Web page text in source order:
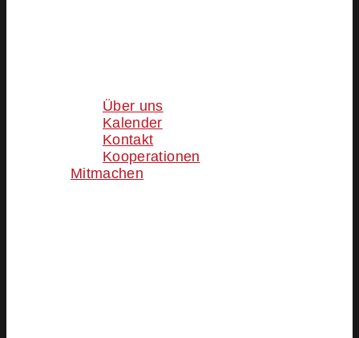
Über uns
Kalender
Kontakt
Kooperationen
Mitmachen